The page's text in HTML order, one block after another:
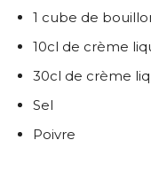
1 cube de
10cl de crème
30cl de crème
Sel
Poivre